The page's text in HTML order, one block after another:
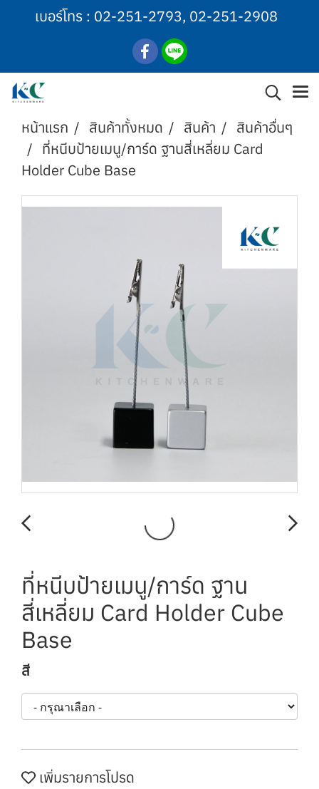
เบอร์โทร : 02-251-2793, 02-251-2908
หน้าแรก สินค้าทั้งหมด สินค้า
สินค้าอื่นๆ
ที่หนีบป้ายเมนู/การ์ด ฐานสี่เหลี่ยม Card
Holder Cube Base
ที่หนีบป้ายเมนู/การ์ด ฐาน
สี่เหลี่ยม Card Holder Cube
Base
สี
เพิ่มรายการโปรด